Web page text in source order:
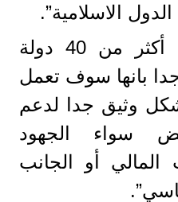
الاسلامية”.
وتابع “اليوم ترسل أكثر من 40 دولة
بانها سوف تعمل
وثيق جدا لدعم
سواء الجهود
المالي أو الجانب